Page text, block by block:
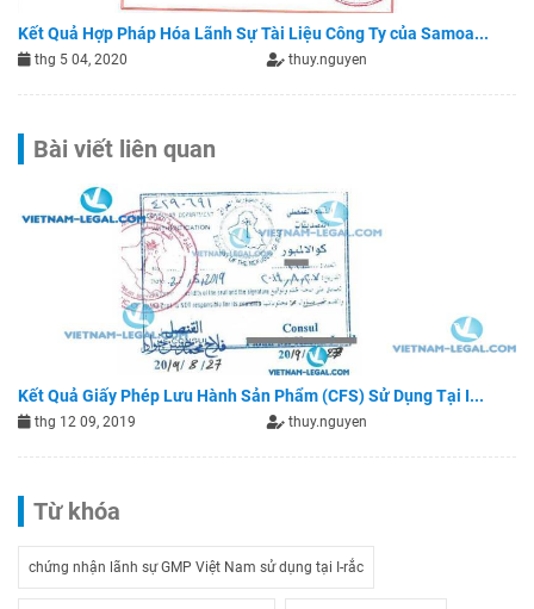
Kết Quả Hợp Pháp Hóa Lãnh Sự Tài Liệu Công Ty của Samoa...
thg 5 04, 2020 thuy.nguyen
Bài viết liên quan
Kết Quả Giấy Phép Lưu Hành Sản Phẩm (CFS) Sử Dụng Tại I...
thg 12 09, 2019 thuy.nguyen
Từ khóa
chứng nhận lãnh sự GMP Việt Nam sử dụng tại I-rắc